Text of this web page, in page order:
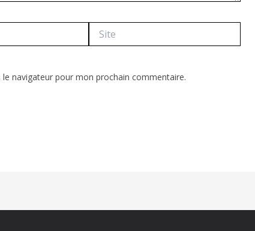
navigateur pour mon prochain commentaire.